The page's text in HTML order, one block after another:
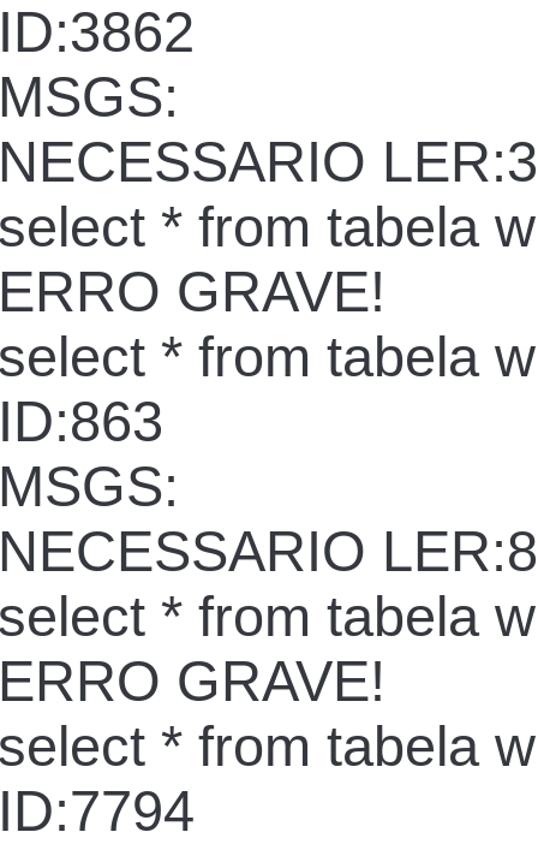
* from tabela
GRAVE!
* from tabela
* from tabela
GRAVE!
* from tabela